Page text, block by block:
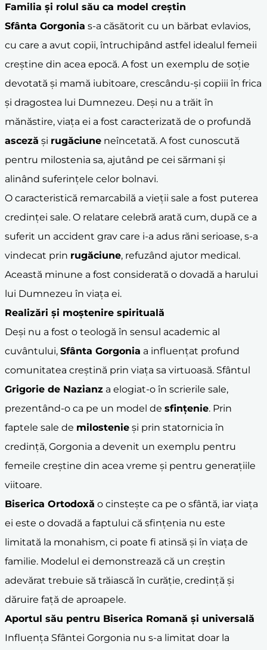
Familia și rolul său ca model creștin
Sfânta Gorgonia s-a căsătorit cu un bărbat evlavios,
cu care a avut copii, întruchipând astfel idealul femeii
creștine din acea epocă. A fost un exemplu de soție
devotată și mamă iubitoare, crescându-și copiii în frica
și dragostea lui Dumnezeu. Deși nu a trăit în
mănăstire, viața ei a fost caracterizată de o profundă
asceză și rugăciune neîncetată. A fost cunoscută
pentru milostenia sa, ajutând pe cei sărmani și
alinând suferințele celor bolnavi.
O caracteristică remarcabilă a vieții sale a fost puterea
credinței sale. O relatare celebră arată cum, după ce a
suferit un accident grav care i-a adus răni serioase, s-a
vindecat prin rugăciune, refuzând ajutor medical.
Această minune a fost considerată o dovadă a harului
lui Dumnezeu în viața ei.
Realizări și moștenire spirituală
Deși nu a fost o teologă în sensul academic al
cuvântului, Sfânta Gorgonia a influențat profund
comunitatea creștină prin viața sa virtuoasă. Sfântul
Grigorie de Nazianz a elogiat-o în scrierile sale,
prezentând-o ca pe un model de sfințenie. Prin
faptele sale de milostenie și prin statornicia în
credință, Gorgonia a devenit un exemplu pentru
femeile creștine din acea vreme și pentru generațiile
viitoare.
Biserica Ortodoxă o cinstește ca pe o sfântă, iar viața
ei este o dovadă a faptului că sfințenia nu este
limitată la monahism, ci poate fi atinsă și în viața de
familie. Modelul ei demonstrează că un creștin
adevărat trebuie să trăiască în curăție, credință și
dăruire față de aproapele.
Aportul său pentru Biserica Romană și universală
Influența Sfântei Gorgonia nu s-a limitat doar la